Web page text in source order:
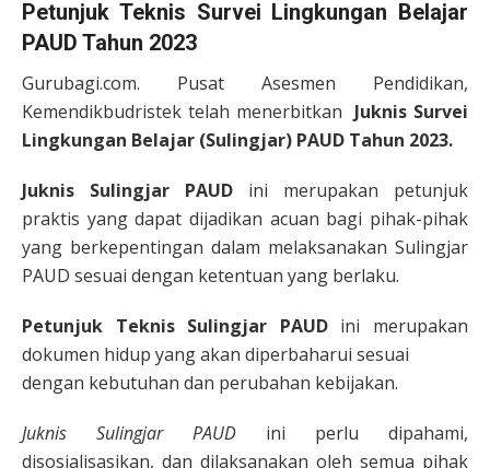
Petunjuk Teknis Survei Lingkungan Belajar
PAUD Tahun 2023
Gurubagi.com. Pusat Asesmen Pendidikan,
Kemendikbudristek telah menerbitkan Juknis Survei
Lingkungan Belajar (Sulingjar) PAUD Tahun 2023.
Juknis Sulingjar PAUD ini merupakan petunjuk
praktis yang dapat dijadikan acuan bagi pihak-pihak
yang berkepentingan dalam melaksanakan Sulingjar
PAUD sesuai dengan ketentuan yang berlaku.
Petunjuk Teknis Sulingjar PAUD ini merupakan
dokumen hidup yang akan diperbaharui sesuai
dengan kebutuhan dan perubahan kebijakan.
Juknis Sulingjar PAUD ini perlu dipahami,
disosialisasikan, dan dilaksanakan oleh semua pihak